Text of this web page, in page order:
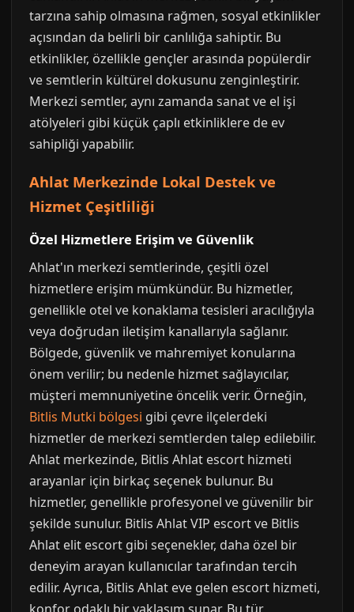
tarzına sahip olmasına rağmen, sosyal etkinlikler
açısından da belirli bir canlılığa sahiptir. Bu
etkinlikler, özellikle gençler arasında popülerdir
ve semtlerin kültürel dokusunu zenginleştirir.
Merkezi semtler, aynı zamanda sanat ve el işi
atölyeleri gibi küçük çaplı etkinliklere de ev
sahipliği yapabilir.
Ahlat Merkezinde Lokal Destek ve
Hizmet Çeşitliliği
Özel Hizmetlere Erişim ve Güvenlik
Ahlat'ın merkezi semtlerinde, çeşitli özel
hizmetlere erişim mümkündür. Bu hizmetler,
genellikle otel ve konaklama tesisleri aracılığıyla
veya doğrudan iletişim kanallarıyla sağlanır.
Bölgede, güvenlik ve mahremiyet konularına
önem verilir; bu nedenle hizmet sağlayıcılar,
müşteri memnuniyetine öncelik verir. Örneğin,
Bitlis Mutki bölgesi gibi çevre ilçelerdeki
hizmetler de merkezi semtlerden talep edilebilir.
Ahlat merkezinde, Bitlis Ahlat escort hizmeti
arayanlar için birkaç seçenek bulunur. Bu
hizmetler, genellikle profesyonel ve güvenilir bir
şekilde sunulur. Bitlis Ahlat VIP escort ve Bitlis
Ahlat elit escort gibi seçenekler, daha özel bir
deneyim arayan kullanıcılar tarafından tercih
edilir. Ayrıca, Bitlis Ahlat eve gelen escort hizmeti,